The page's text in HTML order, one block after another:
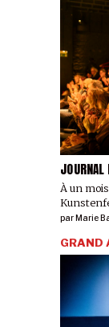
À un
parMarie
GRAND